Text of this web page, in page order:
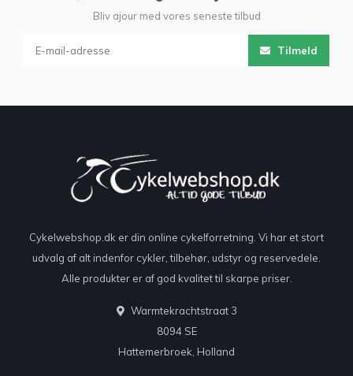
Bliv ajour med vores seneste tilbud
Tilmeld
Cykelwebshop.dk er din online cykelforretning. Vi har et stort
udvalg af alt indenfor cykler, tilbehør, udstyr og reservedele.
Alle produkter er af god kvalitet til skarpe priser.
Warmtekrachtstraat 3
8094 SE
Hattemerbroek, Holland